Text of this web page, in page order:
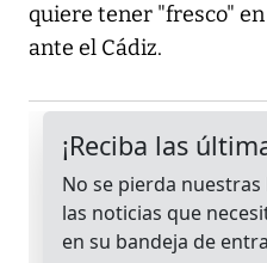
quiere tener "fresco"
ante el Cádiz.